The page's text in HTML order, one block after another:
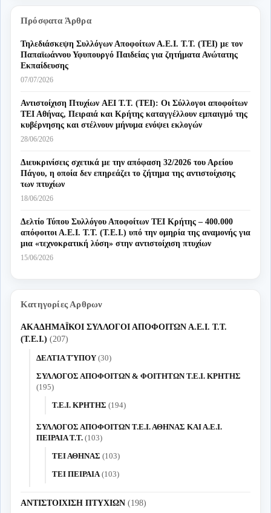
Πρόσφατα Άρθρα
Τηλεδιάσκεψη Συλλόγων Αποφοίτων Α.Ε.Ι. Τ.Τ. (ΤΕΙ) με τον
Παπαϊωάννου Υφυπουργό Παιδείας για ζητήματα Ανώτατης
Εκπαίδευσης
07/07/2026
Αντιστοίχιση Πτυχίων AEI T.T. (ΤΕΙ): Οι Σύλλογοι αποφοίτων
ΤΕΙ Αθήνας, Πειραιά και Κρήτης καταγγέλλουν εμπαιγμό της
κυβέρνησης και στέλνουν μήνυμα ενόψει εκλογών
28/06/2026
Διευκρινίσεις σχετικά με την απόφαση 32/2026 του Αρείου
Πάγου, η οποία δεν επηρεάζει το ζήτημα της αντιστοίχισης
των πτυχίων
18/06/2026
Δελτίο Τύπου Συλλόγου Αποφοίτων ΤΕΙ Κρήτης – 400.000
απόφοιτοι Α.Ε.Ι. Τ.Τ. (Τ.Ε.Ι.) υπό την ομηρία της αναμονής για
μια «τεχνοκρατική λύση» στην αντιστοίχιση πτυχίων
15/06/2026
Κατηγορίες Αρθρων
ΑΚΑΔΗΜΑΪΚΟΙ ΣΥΛΛΟΓΟΙ ΑΠΟΦΟΙΤΩΝ Α.Ε.Ι. Τ.Τ.
(Τ.Ε.Ι.) (207)
ΔΕΛΤΙΑ ΤΎΠΟΥ (30)
ΣΥΛΛΟΓΟΣ ΑΠΟΦΟΙΤΩΝ & ΦΟΙΤΗΤΩΝ Τ.Ε.Ι. ΚΡΗΤΗΣ
(195)
Τ.Ε.Ι. ΚΡΗΤΗΣ (194)
ΣΥΛΛΟΓΟΣ ΑΠΟΦΟΙΤΩΝ Τ.Ε.Ι. ΑΘΗΝΑΣ ΚΑΙ Α.Ε.Ι.
ΠΕΙΡΑΙΑ Τ.Τ. (103)
ΤΕΙ ΑΘΗΝΑΣ (103)
ΤΕΙ ΠΕΙΡΑΙΑ(103)
ΑΝΤΙΣΤΟΙΧΙΣΗ ΠΤΥΧΙΩΝ (198)